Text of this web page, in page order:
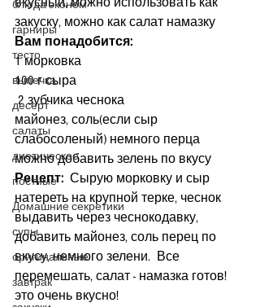
блюда эконом
гарниры
тесто
выпечка
десерт
салаты
диетическое
постные
Домашние секретики
супы
оригинальные
завтрак
закуску, можно как салат намазку
Вам понадобится:
1 морковка
100 г сыра
2 зубчика чеснока
майонез, соль(если сыр
слабосоленый) немного перца
можно добавить зелень по вкусу
Рецепт:
  Сырую морковку и сыр
натереть на крупной терке, чеснок
выдавить через чеснокодавку,
добавить майонез, соль перец по
вкусу, немного зелени.  Все
перемешать, салат - намазка готов!
это очень вкусно!